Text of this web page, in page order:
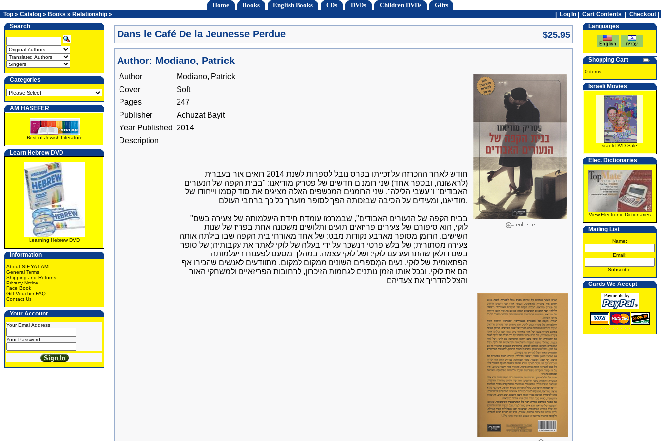
Home Books English Books CDs DVDs Children DVDs Gifts
Top » Catalog » Books » Relationship » Log In Cart Contents
Checkout |
Search
Categories
AM HASEFER
Best of Jewish Literature
Learn Hebrew DVD
Learning Hebrew DVD
Information
About SIFIYAT AMI
General Terms
Shipping and Returns
Privacy Notice
Face Book
Gift Voucher FAQ
Contact Us
Your Account
Your Email Address
Your Password
Dans le Café De la Jeunesse Perdue $25.95
Author: Modiano, Patrick
Author
Modiano, Patrick
Cover
Soft
Pages
247
Publisher
Achuzat Bayit
Year Published
2014
Description
חודש לאחר ההכרזה על זכייתו בפרס נובל לספרות לשנת 2014 רואים אור בעברית
(לראשונה, ובספר אחד) שני רומנים חדשים של פטריק מודיאנו: "בבית הקפה של הנעורים
האבודים" ו"עשבי הלילה". שני הרומנים המכשפים האלה מציגים את סוד קסמו וייחודו של
מודיאנו, ומעידים על הסיבה שבזכותה הפך לסופר מוערך כל כך ברחבי העולם.
"בבית הקפה של הנעורים האבודים", שבמרכזו עומדת חידת היעלמותה של צעירה בשם
לוּקי, הוא סיפורם של צעירים פריזאים תועים ותלושים משכונה אחת בפריז של שנות
השישים. הרומן מסופר מארבע נקודות מבט: של אחד מאורחי בית הקפה שבו בילתה אותה
צעירה מסתורית; של בלש פרטי הנשכר על ידי בעלה של לוּקי לאתר את עקבותיה; של סופר
בשם רולאן שהתרועע עם לוּקי; ושל לוּקי עצמה. במהלך מסעם לפענוח היעלמותה
הפתאומית של לוּקי, נעים המְסַפּרים השונים ממקום למקום, מתוודעים לאנשים שהכירו אף
הם את לוּקי, ובכל אותו הזמן נותנים לגחמות הזיכרון, לרחובות הפריזאיים ולמשחקי האור
והצל להדריך את צעדיהם
Languages
Shopping Cart
0 items
Israeli Movies
Israeli DVD Sale!
Elec. Dictionaries
View Electronic Dictionaries
Mailing List
Name:
Email:
Subscribe!
Cards We Accept